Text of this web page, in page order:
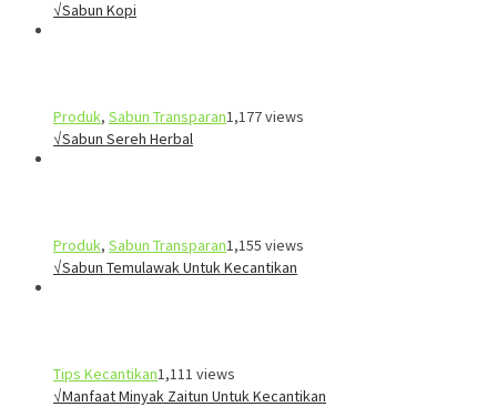
√Sabun Kopi
Produk, Sabun Transparan1,177 views
√Sabun Sereh Herbal
Produk, Sabun Transparan1,155 views
√Sabun Temulawak Untuk Kecantikan
Tips Kecantikan1,111 views
√Manfaat Minyak Zaitun Untuk Kecantikan